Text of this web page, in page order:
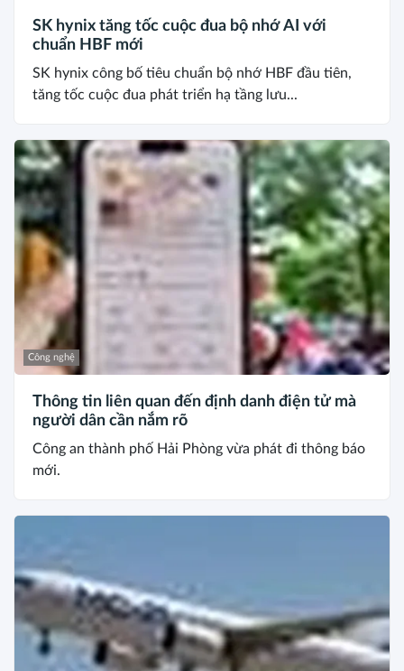
SK hynix tăng tốc cuộc đua bộ nhớ AI với
chuẩn HBF mới
SK hynix công bố tiêu chuẩn bộ nhớ HBF đầu tiên,
tăng tốc cuộc đua phát triển hạ tầng lưu...
Công nghệ
Thông tin liên quan đến định danh điện tử mà
người dân cần nắm rõ
Công an thành phố Hải Phòng vừa phát đi thông báo
mới.